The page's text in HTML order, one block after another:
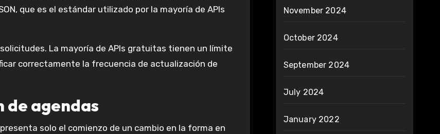
que es el estándar utilizado por la mayoría de APIs
La mayoría de APIs gratuitas tienen un límite
correctamente la frecuencia de actualización de
de agendas
solo el comienzo de un cambio en la forma en
November 2024
October 2024
September 2024
July 2024
January 2022